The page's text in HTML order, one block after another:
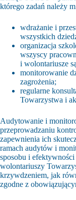
którego zadań należy
wdrażanie i
wszystkich
organizacja
wszyscy
i wolontariusze
monitorowanie
zagrożenia;
regularne
Towarzystwa i
Audytowanie i
przeprowadzaniu
zapewnienia ich
ramach audytów i
sposobu i
wolontariuszy
krzywdzeniem, jak
zgodne z